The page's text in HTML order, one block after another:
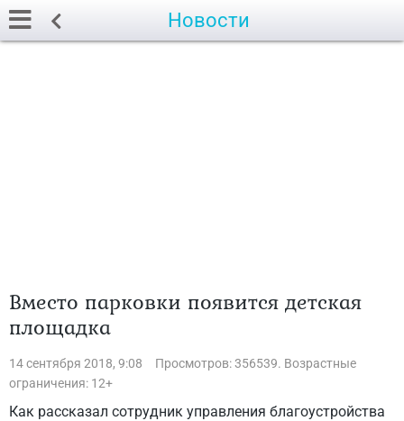
Новости
Вместо парковки появится детская
площадка
14 сентября 2018, 9:08
Просмотров: 356539. Возрастные
ограничения: 12+
Как рассказал сотрудник управления благоустройства